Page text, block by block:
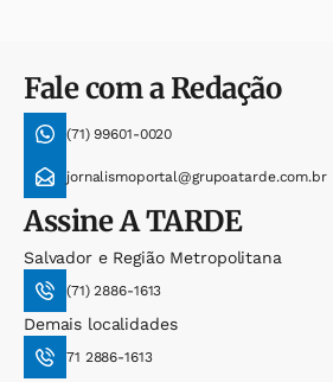
Fale com a Redação
(71) 99601-0020
jornalismoportal@grupoatarde.com.br
AssineA TARDE
Salvador e Região Metropolitana
(71) 2886-1613
Demais localidades
71 2886-1613